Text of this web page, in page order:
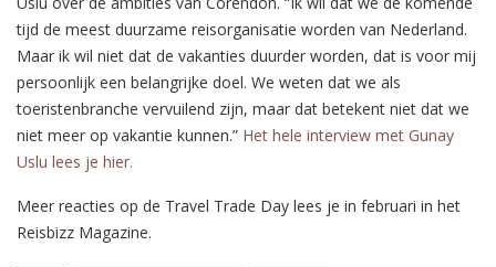
tijd de meest duurzame reisorganisatie worden van Nederland.
Maar ik wil niet dat de vakanties duurder worden, dat is voor mij
persoonlijk een belangrijke doel. We weten dat we als
toeristenbranche vervuilend zijn, maar dat betekent niet dat we
niet meer op vakantie kunnen.” Het hele interview met Gunay
Uslu lees je hier.
Meer reacties op de Travel Trade Day lees je in februari in het
Reisbizz Magazine.